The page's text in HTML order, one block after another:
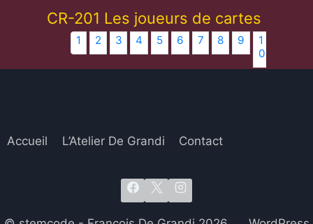
CR-201 Les joueurs de cartes
1 2 3 4 5 6 7 8 9
1
0
Accueil L’Atelier De Grandi Contact